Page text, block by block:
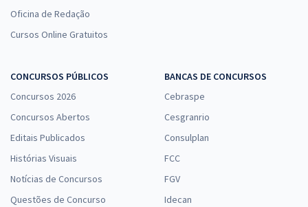
Oficina de Redação
Cursos Online Gratuitos
CONCURSOS PÚBLICOS
Concursos 2026
Concursos Abertos
Editais Publicados
Histórias Visuais
Notícias de Concursos
Questões de Concurso
BANCAS DE CONCURSOS
Cebraspe
Cesgranrio
Consulplan
FCC
FGV
Idecan